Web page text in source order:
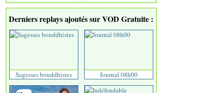
Derniers replays ajoutés sur VOD Gratuite :
Sagesses bouddhistes Journal 08h00